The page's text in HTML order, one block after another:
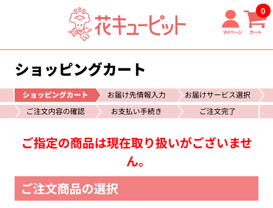
マイページ カート
0
ショッピングカート
ショッピングカート お届け先情報入力
お届けサービス選択
ご注文内容の確認
お支払い手続き ご注文完了
ご指定の商品は現在取り扱いがございませ
ん。
ご注文商品の選択